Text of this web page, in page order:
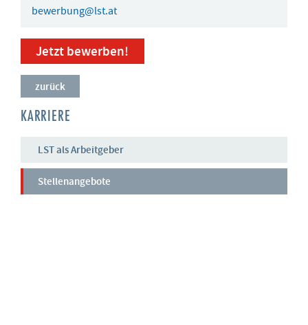
bewerbung@lst.at
zurück
KARRIERE
LST als Arbeitgeber
Stellenangebote